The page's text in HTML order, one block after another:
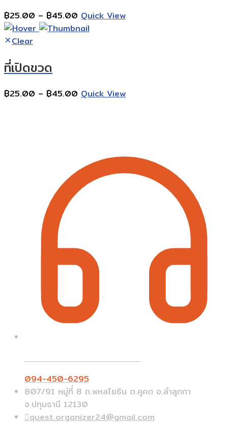
฿25.00 – ฿45.00 Price
range:
Quick View
Clear
ที่เปิดขวด
฿25.00 – ฿45.00 Price
Quick View
094-450-6295
807/91 หมู่ที่ 8 ถ.พหลโยธิน ต.คูคต อ.ลำลูกกา
จ.ปทุมธานี 12130
quest.organizer24@gmail.com